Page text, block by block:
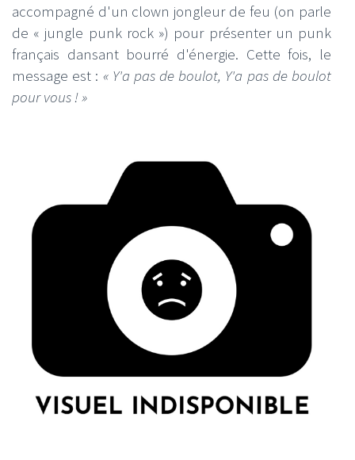
accompagné d'un clown jongleur de feu (on parle
de « jungle punk rock ») pour présenter un punk
français dansant bourré d'énergie. Cette fois, le
message est : « Y'a pas de boulot, Y'a pas de boulot
pour vous ! »